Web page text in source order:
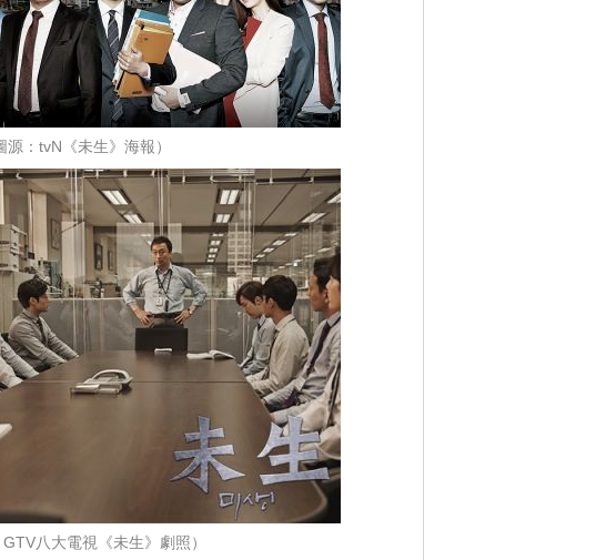
源：tvN《未生》海報）
八大電視《未生》劇照）